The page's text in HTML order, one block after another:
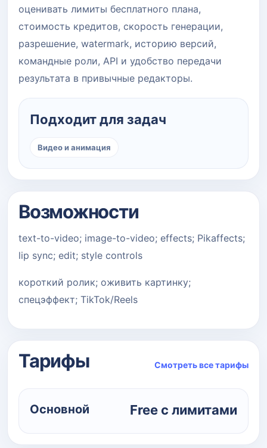
оценивать лимиты бесплатного плана,
стоимость кредитов, скорость генерации,
разрешение, watermark, историю версий,
командные роли, API и удобство передачи
результата в привычные редакторы.
Подходит для задач
Видео и анимация
Возможности
text-to-video; image-to-video; effects; Pikaffects;
lip sync; edit; style controls
короткий ролик; оживить картинку;
спецэффект; TikTok/Reels
Тарифы Смотреть все тарифы
Основной Free с лимитами